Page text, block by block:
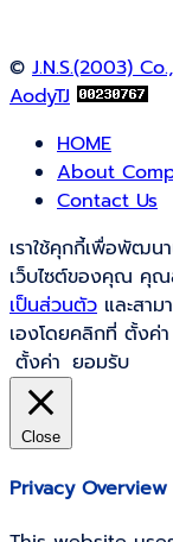
© J.N.S.(2003)
AodyTJ
HOME
About
Contact Us
เราใช้คุกกี้เพื่อพัฒน
เว็บไซต์ของคุณ คุณ
เป็นส่วนตัว และสา
เองโดยคลิกที่ ตั้งค่า
ตั้งค่า ยอมรับ
Close
Privacy Overview